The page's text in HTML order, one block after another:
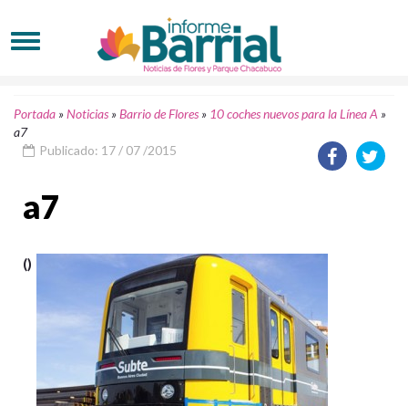
Portada »Noticias »Barrio de Flores » 10 coches nuevos para la Línea A »
a7
Publicado: 17 / 07 /2015
a7
()